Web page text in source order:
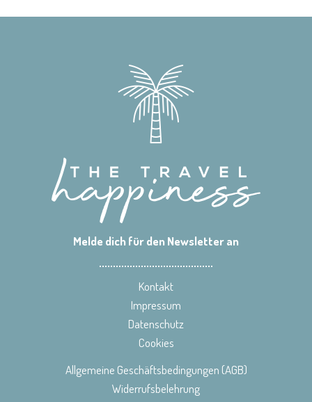
Melde dich für den Newsletter an
Kontakt
Impressum
Datenschutz
Cookies
Allgemeine Geschäftsbedingungen (AGB)
Widerrufsbelehrung